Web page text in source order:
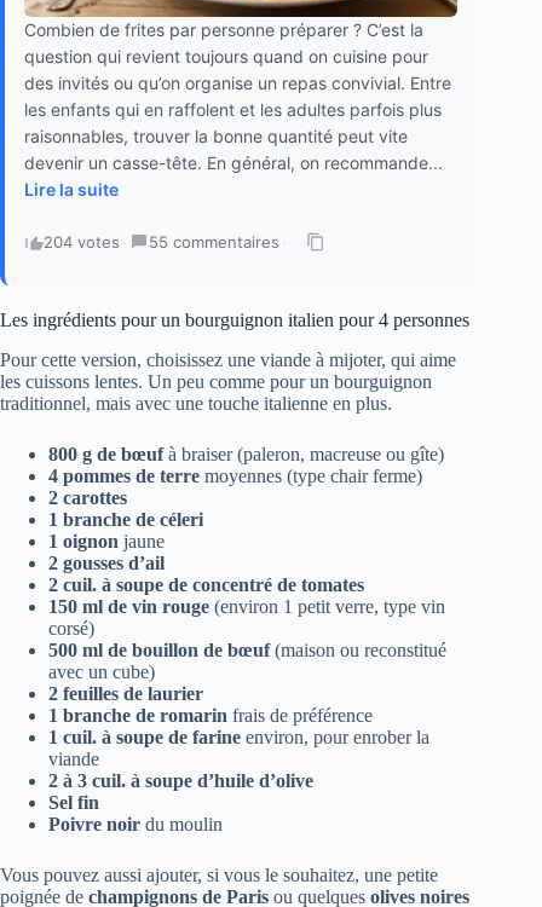
Combien de frites par personne préparer ? C’est la
question qui revient toujours quand on cuisine pour
des invités ou qu’on organise un repas convivial. Entre
les enfants qui en raffolent et les adultes parfois plus
raisonnables, trouver la bonne quantité peut vite
devenir un casse-tête. En général, on recommande...
Lire la suite
204 votes · 55 commentaires ·
Les ingrédients pour un bourguignon italien pour 4 personnes
Pour cette version, choisissez une viande à mijoter, qui aime
les cuissons lentes. Un peu comme pour un bourguignon
traditionnel, mais avec une touche italienne en plus.
800 g de bœufà braiser (paleron, macreuse ou gîte)
4 pommes de terre moyennes (type chair ferme)
2 carottes
1 branche de céleri
1 oignon jaune
2 gousses d’ail
2 cuil. à soupe de concentré de tomates
150 ml de vin rouge (environ 1 petit verre, type vin
corsé)
500 ml de bouillon de bœuf(maison ou reconstitué
avec un cube)
2 feuilles de laurier
1 branche de romarin frais de préférence
1 cuil. à soupe de farine environ, pour enrober la
viande
2 à 3 cuil. à soupe d’huile d’olive
Sel fin
Poivre noir du moulin
Vous pouvez aussi ajouter, si vous le souhaitez, une petite
poignée de champignons de Paris ou quelques olives noires